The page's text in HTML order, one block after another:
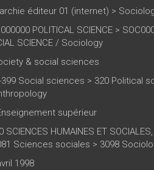
éditeur 01 (internet) >
POLITICAL SCIENCE >
SCIENCE / Sociology
& social sciences
399 Social sciences > 320 Political
supérieur
SCIENCES HUMAINES ET
Sciences sociales > 3098
1998